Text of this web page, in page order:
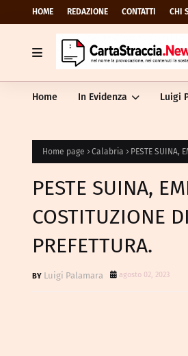
HOME REDAZIONE CONTATTI CHI
Home In Evidenza Luigi
Home page Calabria PESTE SUINA,
PESTE SUINA,
COSTITUZIONE
PREFETTURA.
Luigi Palamara agosto 02, 2023